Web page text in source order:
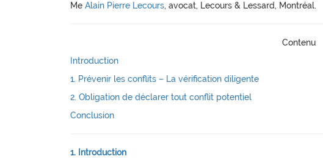
Me Alain Pierre Lecours, avocat, Lecours & Lessard, Montréal.
Contenu
Introduction
1. Prévenir les conflits – La vérification diligente
2. Obligation de déclarer tout conflit potentiel
Conclusion
1. Introduction